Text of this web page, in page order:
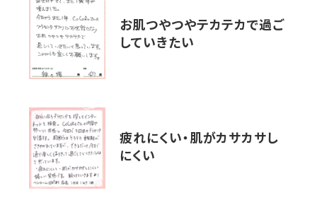
お肌つやつやテカテカで過ご
していきたい
疲れにくい・肌がカサカサし
にくい